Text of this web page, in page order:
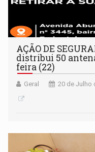
AÇÃO DE
distribui 50
feira (22)
Geral 20 de Julho